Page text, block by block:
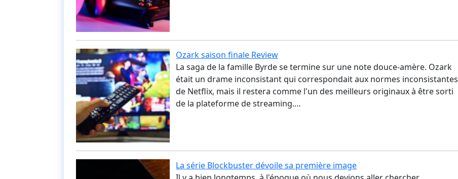
Ozark saison finale Review
La saga de la famille Byrde se termine sur une note douce-amère. Ozark
était un drame inconsistant qui correspondait aux normes inconsistantes
de Netflix, mais il restera comme l'un des meilleurs originaux à être sorti
de la plateforme de streaming.…
La série Blockbuster dévoile sa première image